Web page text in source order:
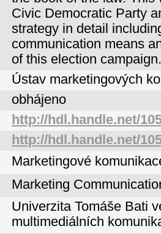
Civic Democratic Party
strategy in detail
communication means
of this election campaign.
Ústav marketingových
obhájeno
http://hdl.handle.net/
http://hdl.handle.net/
Marketingové
Marketing
Univerzita Tomáše Bati
multimediálních